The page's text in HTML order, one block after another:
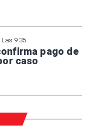
Las 9:35
pago de
caso